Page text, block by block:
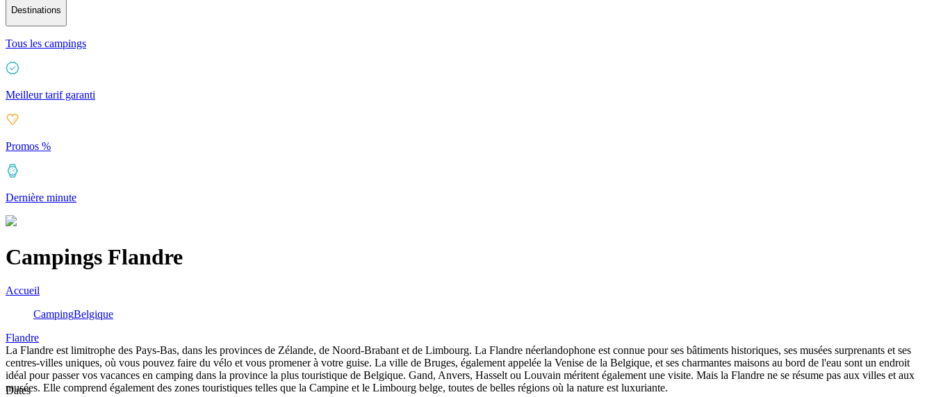
Destinations
Tous les campings
Meilleur tarif garanti
Promos %
Dernière minute
Campings Flandre
Accueil
CampingBelgique
Flandre
La Flandre est limitrophe des Pays-Bas, dans les provinces de Zélande, de Noord-Brabant et de Limbourg. La Flandre néerlandophone est connue pour ses bâtiments historiques, ses musées surprenants et ses
centres-villes uniques, où vous pouvez faire du vélo et vous promener à votre guise. La ville de Bruges, également appelée la Venise de la Belgique, et ses charmantes maisons au bord de l'eau sont un endroit
idéal pour passer vos vacances en camping dans la province la plus touristique de Belgique. Gand, Anvers, Hasselt ou Louvain méritent également une visite. Mais la Flandre ne se résume pas aux villes et aux
musées. Elle comprend également des zones touristiques telles que la Campine et le Limbourg belge, toutes de belles régions où la nature est luxuriante.
Dates